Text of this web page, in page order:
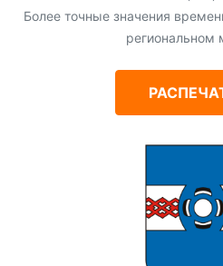
Более точные значения
региональном